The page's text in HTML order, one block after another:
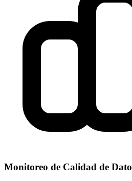
Monitoreo de Calidad de